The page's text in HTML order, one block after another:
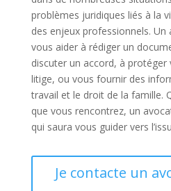
problèmes juridiques liés à la
des enjeux professionnels.
vous aider à rédiger un
discuter un accord, à protéger
litige, ou vous fournir des
travail et le droit de la famille.
que vous rencontrez, un
qui saura vous guider vers
Je contacte un